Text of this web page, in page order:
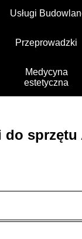
Usługi
Przeprowadzki
Medycyna
estetyczna
do sprzętu